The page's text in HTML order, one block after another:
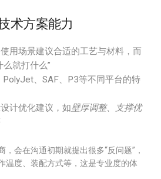
术方案能力
用场景建议合适的工艺与材料，而
么就打什么”
PolyJet、SAF、P3等不同平台的特
计优化建议，如壁厚调整、支撑优
会在沟通初期就提出很多“反问题”，
温度、装配方式等，这是专业度的体